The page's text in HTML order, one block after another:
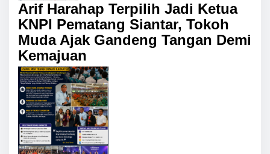
Arif Harahap Terpilih Jadi Ketua
KNPI Pematang Siantar, Tokoh
Muda Ajak Gandeng Tangan Demi
Kemajuan